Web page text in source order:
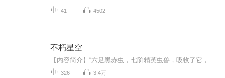
41 4502
不朽星空
326 3.4万